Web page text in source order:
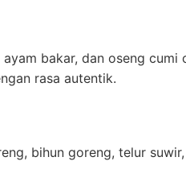
bakar, dan oseng cumi
rasa autentik.
bihun goreng, telur